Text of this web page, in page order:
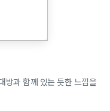
방과 함께 있는 듯한 느낌을